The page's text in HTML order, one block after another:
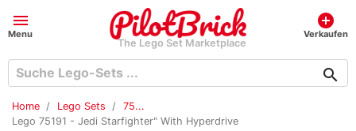
menu
Menu
The Lego Set Marketplace
add_circle
Verkaufen
search
Home Lego Sets
75...
Lego 75191 - Jedi Starfighter" With Hyperdrive